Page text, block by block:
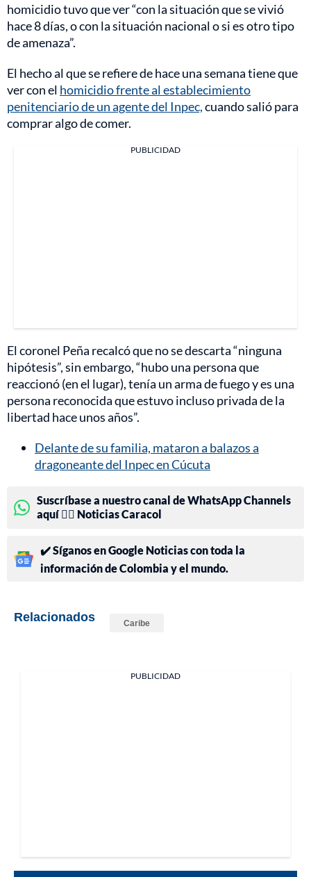
homicidio tuvo que ver “con la situación que se vivió
hace 8 días, o con la situación nacional o si es otro tipo
de amenaza”.
El hecho al que se refiere de hace una semana tiene que
ver con el homicidio frente al establecimiento
penitenciario de un agente del Inpec,cuando salió para
comprar algo de comer.
PUBLICIDAD
El coronel Peña recalcó que no se descarta “ninguna
hipótesis”, sin embargo, “hubo una persona que
reaccionó (en el lugar), tenía un arma de fuego y es una
persona reconocida que estuvo incluso privada de la
libertad hace unos años”.
Delante de su familia, mataron a balazos a
dragoneante del Inpec en Cúcuta
Suscríbase a nuestro canal de WhatsApp Channels
aquí 👉🏻 Noticias Caracol
✔️ Síganos en Google Noticias con toda la
información de Colombia y el mundo.
Relacionados Caribe
PUBLICIDAD